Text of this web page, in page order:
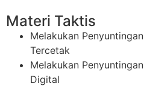
Materi Taktis
Melakukan
Tercetak
Melakukan
Digital